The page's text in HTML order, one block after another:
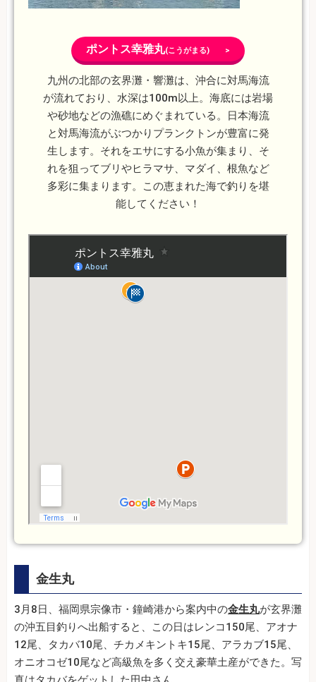
ポントス幸雅丸(こうがまる) >
九州の北部の玄界灘・響灘は、沖合に対馬海流
が流れており、水深は100m以上。海底には岩場
や砂地などの漁礁にめぐまれている。日本海流
と対馬海流がぶつかりプランクトンが豊富に発
生します。それをエサにする小魚が集まり、そ
れを狙ってブリやヒラマサ、マダイ、根魚など
多彩に集まります。この恵まれた海で釣りを堪
能してください！
金生丸
3月8日、福岡県宗像市・鐘崎港から案内中の金生丸が玄界灘
の沖五目釣りへ出船すると、この日はレンコ150尾、アオナ
12尾、タカバ10尾、チカメキントキ15尾、アラカブ15尾、
オニオコゼ10尾など高級魚を多く交え豪華土産ができた。写